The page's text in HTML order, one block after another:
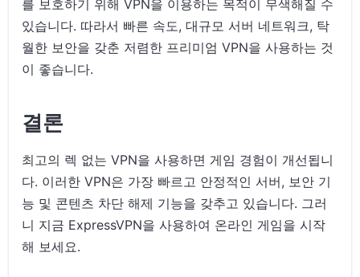
를 보호하기 위해 VPN을 이용하는 목적이 무색해질 수
있습니다. 따라서 빠른 속도, 대규모 서버 네트워크, 탁
월한 보안을 갖춘 저렴한 프리미엄 VPN을 사용하는 것
이 좋습니다.
결론
최고의 렉 없는 VPN을 사용하면 게임 경험이 개선됩니
다. 이러한 VPN은 가장 빠르고 안정적인 서버, 보안 기
능 및 콘텐츠 차단 해제 기능을 갖추고 있습니다. 그러
니 지금 ExpressVPN을 사용하여 온라인 게임을 시작
해 보세요.